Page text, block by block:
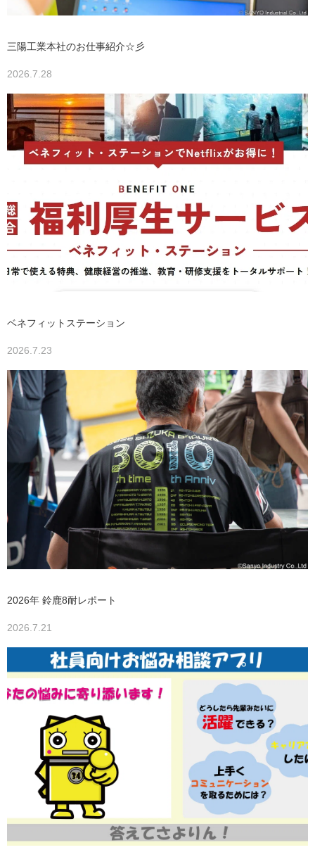
三陽工業本社のお仕事紹介☆彡
2026.7.28
ベネフィットステーション
2026.7.23
2026年 鈴鹿8耐レポート
2026.7.21